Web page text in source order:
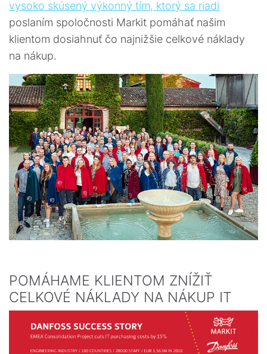
vysoko skúsený výkonný tím, ktorý sa riadi
poslaním spoločnosti Markit pomáhať našim
klientom dosiahnuť čo najnižšie celkové náklady
na nákup.
POMÁHAME KLIENTOM ZNÍŽIŤ
CELKOVÉ NÁKLADY NA NÁKUP IT